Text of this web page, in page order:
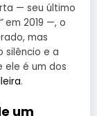
— seu último
em 2019 —, o
mas
silêncio e a
ele é um dos
.
um